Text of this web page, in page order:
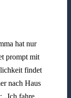
hat nur
prompt mit
findet
nach Haus